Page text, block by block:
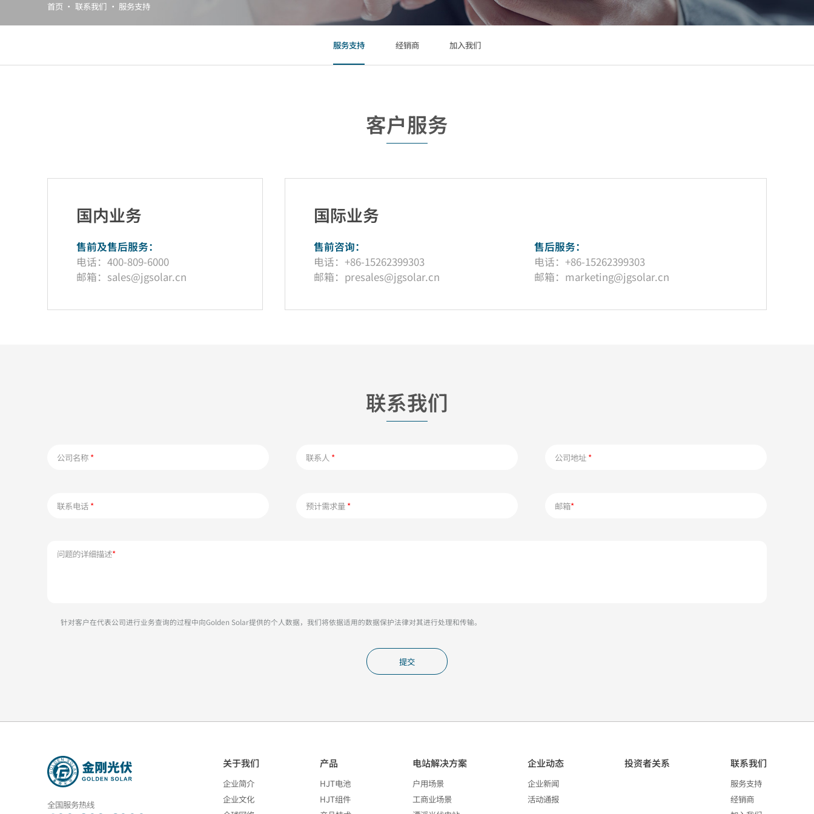
首页 · 联系我们 · 服务支持
服务支持 经销商 加入我们
客户服务
国内业务
售前及售后服务：
电话：400-809-6000
邮箱：sales@jgsolar.cn
国际业务
售前咨询：
电话：+86-15262399303
邮箱：presales@jgsolar.cn
售后服务：
电话：+86-15262399303
邮箱：marketing@jgsolar.cn
联系我们
公司名称 * 联系人 * 公司地址 *
联系电话 * 预计需求量 * 邮箱*
问题的详细描述*
针对客户在代表公司进行业务查询的过程中向Golden Solar提供的个人数据，我们将依据适用的数据保护法律对其进行处理和传输。
提交
全国服务热线
关于我们
企业简介
企业文化
产品
HJT电池
HJT组件
电站解决方案
户用场景
工商业场景
企业动态
企业新闻
活动通报
投资者关系 联系我们
服务支持
经销商